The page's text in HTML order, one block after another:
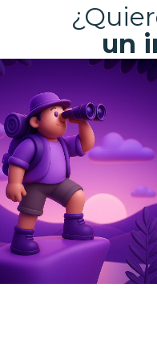
un